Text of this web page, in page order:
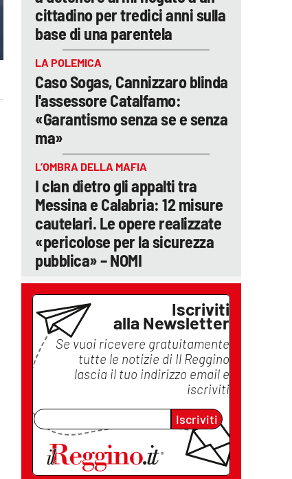
cittadino per tredici anni sulla
base di una parentela
LA POLEMICA
Caso Sogas, Cannizzaro blinda
l'assessore Catalfamo:
«Garantismo senza se e senza
ma»
L’OMBRA DELLA MAFIA
I clan dietro gli appalti tra
Messina e Calabria: 12 misure
cautelari. Le opere realizzate
«pericolose per la sicurezza
pubblica» – NOMI
Iscriviti
alla Newsletter
Se vuoi ricevere gratuitamente
tutte le notizie di Il Reggino
lascia il tuo indirizzo email e
iscriviti
Iscriviti